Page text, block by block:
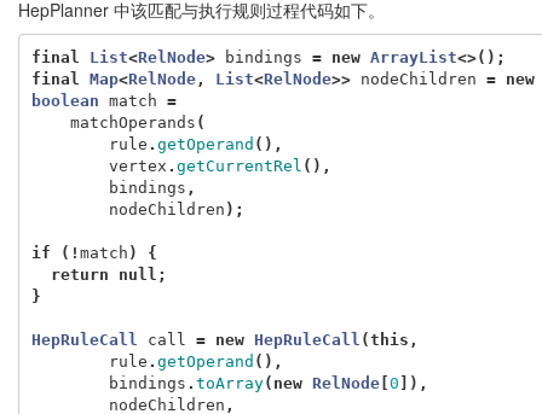
HepPlanner 中该匹配与执行规则过程代码如下。
final List<RelNode> bindings = new ArrayList<>();
final
Map<RelNode, List<RelNode>> nodeChildren =
new
boolean match =
matchOperands (
rule . getOperand (),
vertex . getCurrentRel (),
bindings ,
nodeChildren );
if (! match )
{
return
null ;
}
HepRuleCall call = new HepRuleCall (this ,
rule . getOperand (),
bindings . toArray( new RelNode[0 ]),
nodeChildren ,